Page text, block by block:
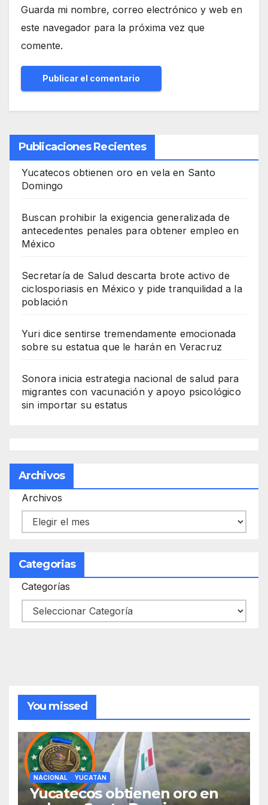
Guarda mi nombre, correo electrónico y web en
este navegador para la próxima vez que
comente.
Publicaciones Recientes
Yucatecos obtienen oro en vela en Santo
Domingo
Buscan prohibir la exigencia generalizada de
antecedentes penales para obtener empleo en
México
Secretaría de Salud descarta brote activo de
ciclosporiasis en México y pide tranquilidad a la
población
Yuri dice sentirse tremendamente emocionada
sobre su estatua que le harán en Veracruz
Sonora inicia estrategia nacional de salud para
migrantes con vacunación y apoyo psicológico
sin importar su estatus
Archivos
Archivos
Categorias
Categorías
You missed
NACIONAL YUCATÁN
Yucatecos obtienen oro en